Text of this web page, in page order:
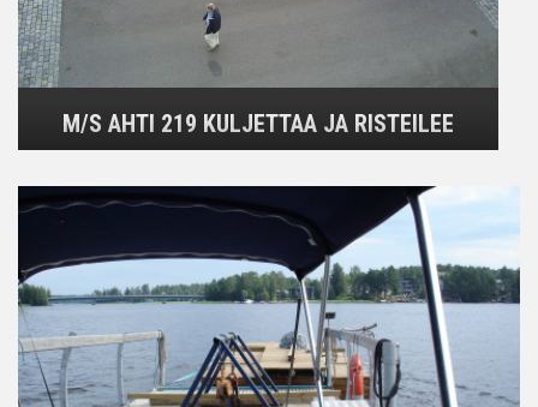
M/S AHTI 219 KULJETTAA JA RISTEILEE